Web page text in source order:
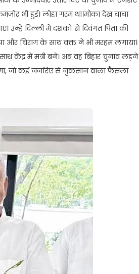
भी हुई। लोहा गरम था।मौका देख चाचा
उन्हें दिल्ली में दशकों से दिवंगत पिता की
और चिराग के साथ वक्त ने भी मरहम लगाया।
केंद्र में मंत्री बने। अब वह बिहार चुनाव लड़ने
जो कई नजरिए से नुकसान वाला फैसला